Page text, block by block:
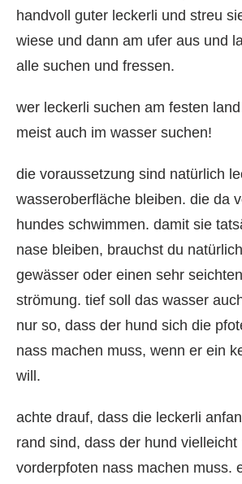
handvoll guter leckerli und streu
wiese und dann am ufer aus und
alle suchen und fressen.
wer leckerli suchen am festen
meist auch im wasser suchen!
die voraussetzung sind natürlich
wasseroberfläche bleiben. die da
hundes schwimmen. damit sie
nase bleiben, brauchst du
gewässer oder einen sehr
strömung. tief soll das wasser
nur so, dass der hund sich die
nass machen muss, wenn er ein
will.
achte drauf, dass die leckerli
rand sind, dass der hund vielleicht
vorderpfoten nass machen muss.